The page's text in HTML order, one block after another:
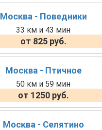
Москва - Поведники
33 км и 43 мин
от 825 руб.
Москва - Птичное
50 км и 59 мин
от 1250 руб.
Москва - Селятино